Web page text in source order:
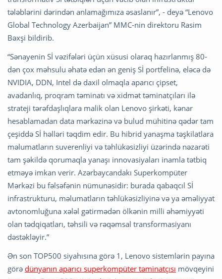
tələblərini dərindən anlamağımıza əsaslanır”, - deyə “Lenovo
Global Technology Azerbaijan” MMC-nin direktoru Rasim
Bəxşi bildirib.
“Sənayenin Sİ vəzifələri üçün xüsusi olaraq hazırlanmış 80-
dən çox məhsulu əhatə edən ən geniş Sİ portfelinə, eləcə də
NVIDIA, DDN, Intel də daxil olmaqla aparıcı çipset,
avadanlıq, proqram təminatı və xidmət təminatçıları ilə
strateji tərəfdaşlıqlara malik olan Lenovo şirkəti, kənar
hesablamadan data mərkəzinə və bulud mühitinə qədər tam
çeşiddə Sİ həlləri təqdim edir. Bu hibrid yanaşma təşkilatlara
məlumatların suverenliyi və təhlükəsizliyi üzərində nəzarəti
tam şəkildə qorumaqla yanaşı innovasiyaları inamla tətbiq
etməyə imkan verir. Azərbaycandakı Superkompüter
Mərkəzi bu fəlsəfənin nümunəsidir: burada qabaqcıl Sİ
infrastrukturu, məlumatların təhlükəsizliyinə və ya əməliyyat
avtonomluğuna xələl gətirmədən ölkənin milli əhəmiyyəti
olan tədqiqatları, təhsili və rəqəmsal transformasiyanı
dəstəkləyir.”
Ən son TOP500 siyahısına görə 1, Lenovo sistemlərin payına
görə dünyanın aparıcı superkompüter təminatçısı mövqeyini